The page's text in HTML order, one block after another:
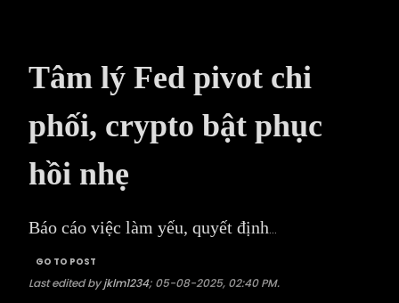
Tâm lý Fed pivot chi
phối, crypto bật phục
hồi nhẹ
Báo cáo việc làm yếu, quyết định...
GO TO POST
Last edited byjklm1234; 05-08-2025, 02:40 PM.